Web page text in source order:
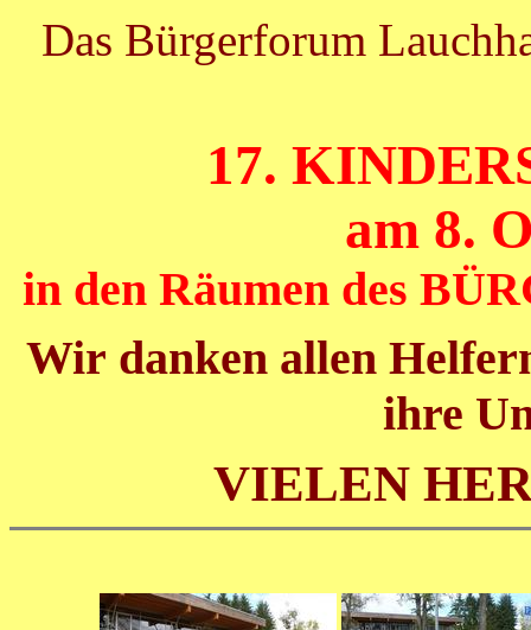
Das Bürgerforum
17.
am 8.
in den Räumen des
Wir danken allen
ihre
VIELEN